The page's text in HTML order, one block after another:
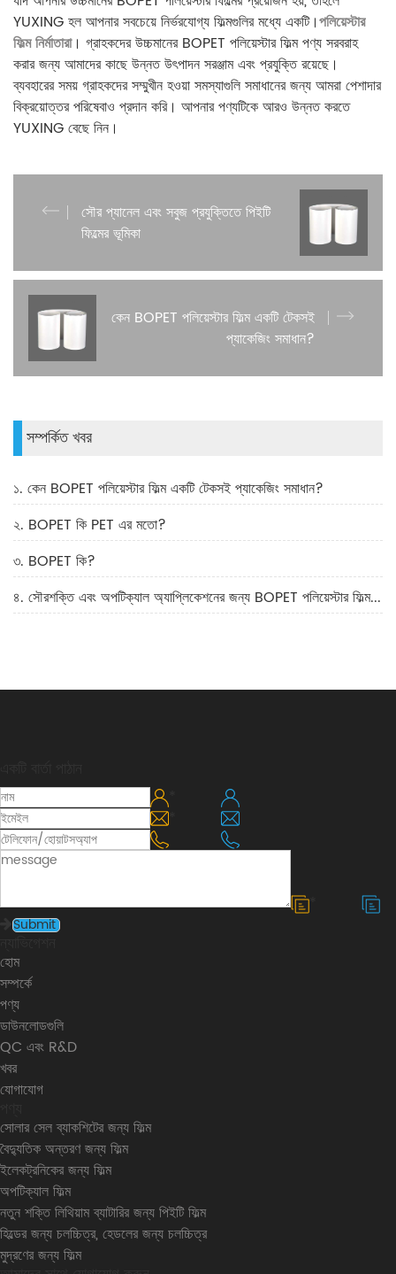
YUXING হল আপনার সবচেয়ে নির্ভরযোগ্য ফিল্মগুলির মধ্যে একটি।পলিয়েস্টার
ফিল্ম নির্মাতারা। গ্রাহকদের উচ্চমানের BOPET পলিয়েস্টার ফিল্ম পণ্য সরবরাহ
করার জন্য আমাদের কাছে উন্নত উৎপাদন সরঞ্জাম এবং প্রযুক্তি রয়েছে।
ব্যবহারের সময় গ্রাহকদের সম্মুখীন হওয়া সমস্যাগুলি সমাধানের জন্য আমরা পেশাদার
বিক্রয়োত্তর পরিষেবাও প্রদান করি। আপনার পণ্যটিকে আরও উন্নত করতে
YUXING বেছে নিন।
সৌর প্যানেল এবং সবুজ প্রযুক্তিতে পিইটি
ফিল্মের ভূমিকা
কেন BOPET পলিয়েস্টার ফিল্ম একটি টেকসই
প্যাকেজিং সমাধান?
সম্পর্কিত খবর
১. কেন BOPET পলিয়েস্টার ফিল্ম একটি টেকসই প্যাকেজিং সমাধান?
২. BOPET কি PET এর মতো?
৩. BOPET কি?
৪. সৌরশক্তি এবং অপটিক্যাল অ্যাপ্লিকেশনের জন্য BOPET পলিয়েস্টার ফিল্ম কেন পছন্দের পছন্দ?
হোম
সম্পর্কে
পণ্য
ডাউনলোডগুলি
QC এবং R&D
খবর
যোগাযোগ
সোলার সেল ব্যাকশিটের জন্য ফিল্ম
বৈদ্যুতিক অন্তরণ জন্য ফিল্ম
ইলেকট্রনিকের জন্য ফিল্ম
অপটিক্যাল ফিল্ম
নতুন শক্তি লিথিয়াম ব্যাটারির জন্য পিইটি ফিল্ম
হিল্ডের জন্য চলচ্চিত্র, হেডলের জন্য চলচ্চিত্র
মুদ্রণের জন্য ফিল্ম